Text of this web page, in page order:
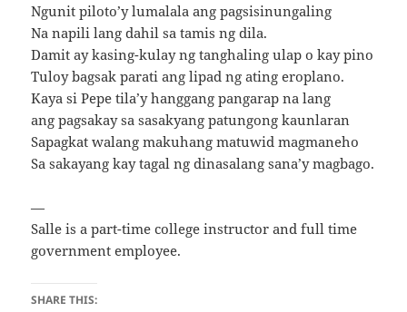
Ngunit piloto’y lumalala ang pagsisinungaling
Na napili lang dahil sa tamis ng dila.
Damit ay kasing-kulay ng tanghaling ulap o kay pino
Tuloy bagsak parati ang lipad ng ating eroplano.
Kaya si Pepe tila’y hanggang pangarap na lang
ang pagsakay sa sasakyang patungong kaunlaran
Sapagkat walang makuhang matuwid magmaneho
Sa sakayang kay tagal ng dinasalang sana’y magbago.
—
Salle is a part-time college instructor and full time
government employee.
SHARE THIS: